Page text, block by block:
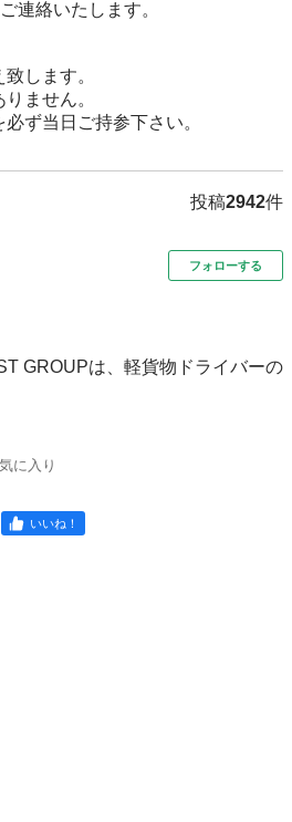
連絡いたします。
します。
ません。
ず当日ご持参下さい。
投稿2942件
フォローする
GROUPは、軽貨物ドライバーの
に入り
いいね！